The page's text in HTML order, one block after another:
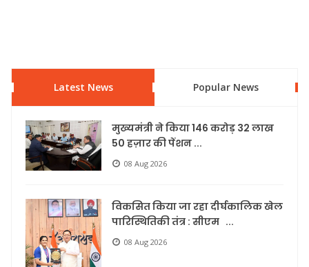
Latest News Popular News
मुख्यमंत्री ने किया 146 करोड़ 32 लाख
50 हज़ार की पेंशन ...
08 Aug 2026
विकसित किया जा रहा दीर्घकालिक खेल
पारिस्थितिकी तंत्र : सीएम ...
08 Aug 2026